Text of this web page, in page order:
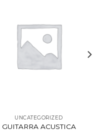
UNCATEGORIZED
GUITARRA ACUSTICA